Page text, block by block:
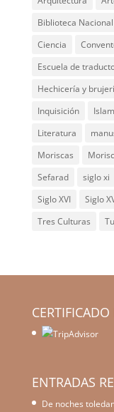
Biblioteca
Ciencia
Escuela de
Hechicería y
Inquisición
Islam
Literatura
Moriscas
Sefarad
siglo xi
Siglo XVI
Siglo
Tres Culturas
ENTRADAS
De noches